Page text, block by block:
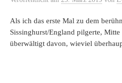
Als ich das erste Mal zu dem
Sissinghurst/England pilgerte,
überwältigt davon, wieviel